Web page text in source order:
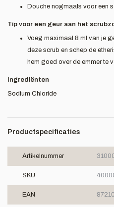
Douche nogmaals voor een
Tip voor een geur aan het
Voeg maximaal 8 ml van je
deze scrub en schep de
hem goed over de emmer te
Ingrediënten
Sodium Chloride
Productspecificaties
Artikelnummer
SKU
EAN